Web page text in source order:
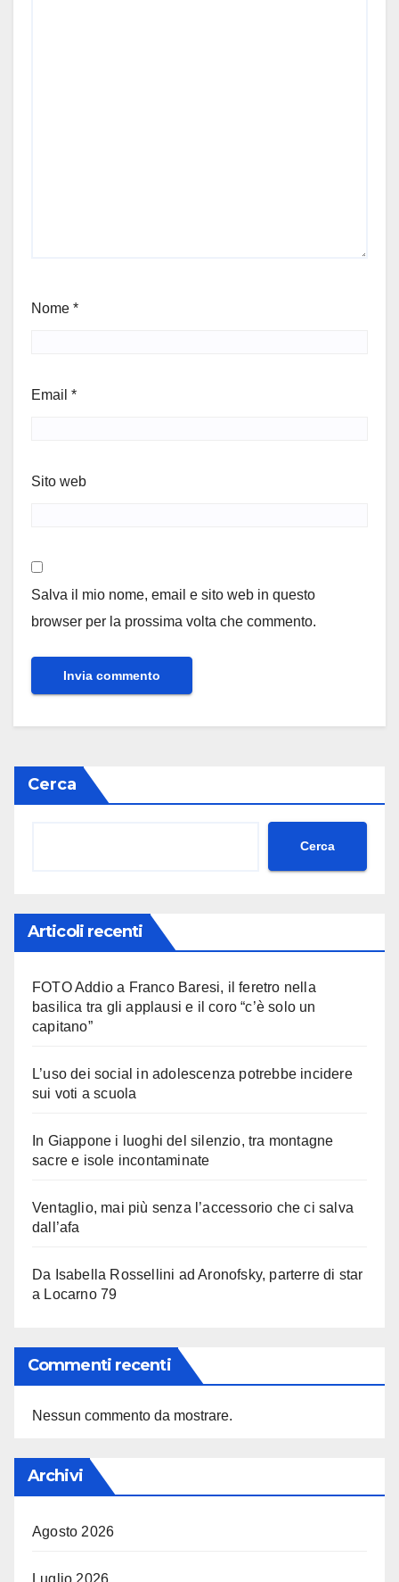
Nome *
Email *
Sito web
Salva il mio nome, email e sito web in questo
browser per la prossima volta che commento.
Cerca
Cerca
Articoli recenti
FOTO Addio a Franco Baresi, il feretro nella
basilica tra gli applausi e il coro “c’è solo un
capitano”
L’uso dei social in adolescenza potrebbe incidere
sui voti a scuola
In Giappone i luoghi del silenzio, tra montagne
sacre e isole incontaminate
Ventaglio, mai più senza l’accessorio che ci salva
dall’afa
Da Isabella Rossellini ad Aronofsky, parterre di star
a Locarno 79
Commenti recenti
Nessun commento da mostrare.
Archivi
Agosto 2026
Luglio 2026